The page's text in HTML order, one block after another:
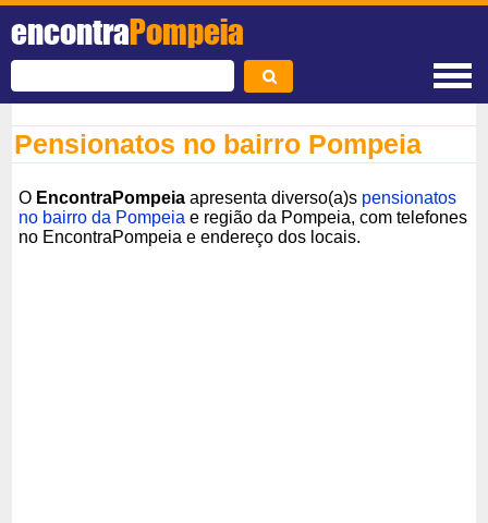
encontraPompeia
Pensionatos no bairro Pompeia
O EncontraPompeia apresenta diverso(a)s pensionatos
no bairro da Pompeia e região da Pompeia, com telefones
no EncontraPompeia e endereço dos locais.